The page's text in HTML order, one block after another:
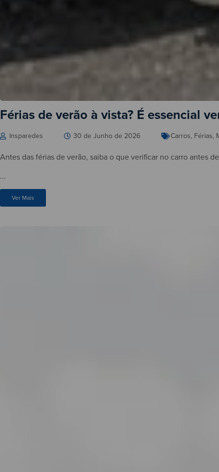
Férias de verão à vista? É essencial
Insparedes 30 de Junho de 2026 Carros, Férias,
Antes das férias de verão, saiba o que verificar no carro antes
...
Ver Mais